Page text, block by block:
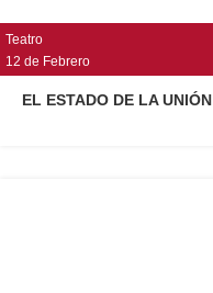
Teatro
12 de Febrero
EL ESTADO DE LA UNIÓN